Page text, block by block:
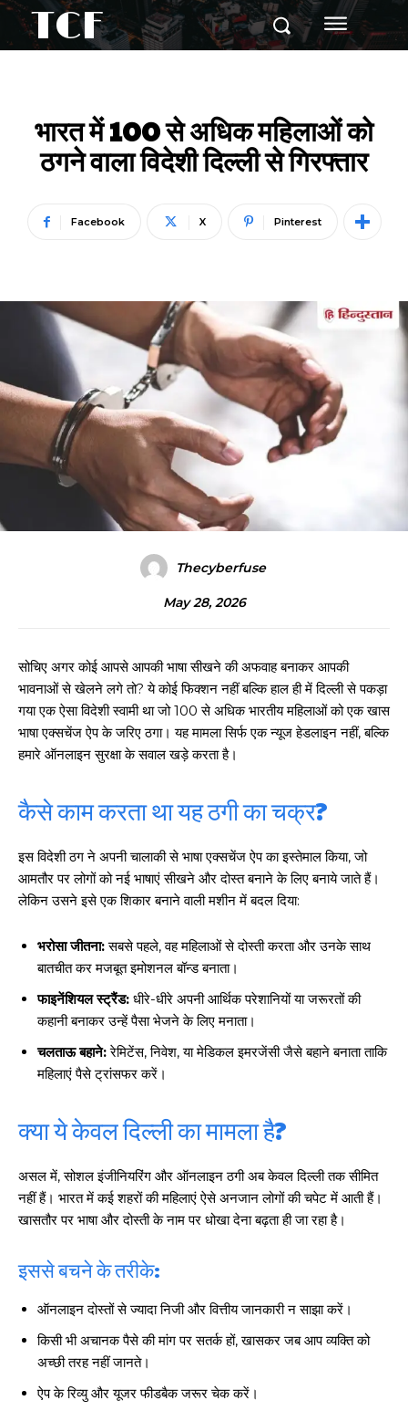
TCF
भारत में 100 से अधिक महिलाओं को
ठगने वाला विदेशी दिल्ली से गिरफ्तार
Facebook X Pinterest
Thecyberfuse
May 28, 2026
सोचिए अगर कोई आपसे आपकी भाषा सीखने की अफवाह बनाकर आपकी
भावनाओं से खेलने लगे तो? ये कोई फिक्शन नहीं बल्कि हाल ही में दिल्ली से पकड़ा
गया एक ऐसा विदेशी स्वामी था जो 100 से अधिक भारतीय महिलाओं को एक खास
भाषा एक्सचेंज ऐप के जरिए ठगा। यह मामला सिर्फ एक न्यूज हेडलाइन नहीं, बल्कि
हमारे ऑनलाइन सुरक्षा के सवाल खड़े करता है।
कैसे काम करता था यह ठगी का चक्र?
इस विदेशी ठग ने अपनी चालाकी से भाषा एक्सचेंज ऐप का इस्तेमाल किया, जो
आमतौर पर लोगों को नई भाषाएं सीखने और दोस्त बनाने के लिए बनाये जाते हैं।
लेकिन उसने इसे एक शिकार बनाने वाली मशीन में बदल दिया:
भरोसा जीतना:सबसे पहले, वह महिलाओं से दोस्ती करता और उनके साथ
बातचीत कर मजबूत इमोशनल बॉन्ड बनाता।
फाइनेंशियल स्ट्रैंड: धीरे-धीरे अपनी आर्थिक परेशानियों या जरूरतों की
कहानी बनाकर उन्हें पैसा भेजने के लिए मनाता।
चलताऊ बहाने:रेमिटेंस, निवेश, या मेडिकल इमरजेंसी जैसे बहाने बनाता ताकि
महिलाएं पैसे ट्रांसफर करें।
क्या ये केवल दिल्ली का मामला है?
असल में, सोशल इंजीनियरिंग और ऑनलाइन ठगी अब केवल दिल्ली तक सीमित
नहीं हैं। भारत में कई शहरों की महिलाएं ऐसे अनजान लोगों की चपेट में आती हैं।
खासतौर पर भाषा और दोस्ती के नाम पर धोखा देना बढ़ता ही जा रहा है।
इससे बचने के तरीके:
ऑनलाइन दोस्तों से ज्यादा निजी और वित्तीय जानकारी न साझा करें।
किसी भी अचानक पैसे की मांग पर सतर्क हों, खासकर जब आप व्यक्ति को
अच्छी तरह नहीं जानते।
ऐप के रिव्यु और यूजर फीडबैक जरूर चेक करें।